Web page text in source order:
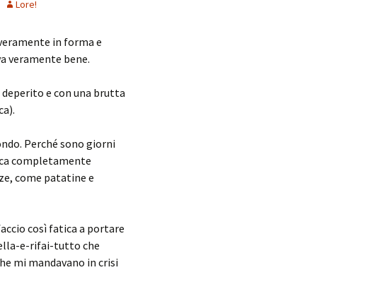
Lore!
in forma e
veramente bene.
e con una brutta
Perché sono giorni
completamente
come patatine e
così fatica a portare
e-rifai-tutto che
mi mandavano in crisi